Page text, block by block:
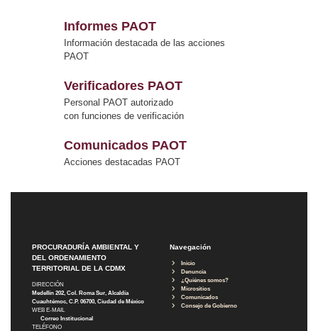
Informes PAOT
Información destacada de las acciones
PAOT
Verificadores PAOT
Personal PAOT autorizado
con funciones de verificación
Comunicados PAOT
Acciones destacadas PAOT
PROCURADURÍA AMBIENTAL Y
DEL ORDENAMIENTO
TERRITORIAL DE LA CDMX
DIRECCIÓN
Medellín 202, Col. Roma Sur, Alcaldía
Cuauhtémoc, C.P. 06700, Ciudad de México
WEB E-MAIL
Correo Institucional
TELÉFONO
Navegación
Inicio
Denuncia
¿Quiénes somos?
Micrositios
Comunicados
Consejo de Gobierno